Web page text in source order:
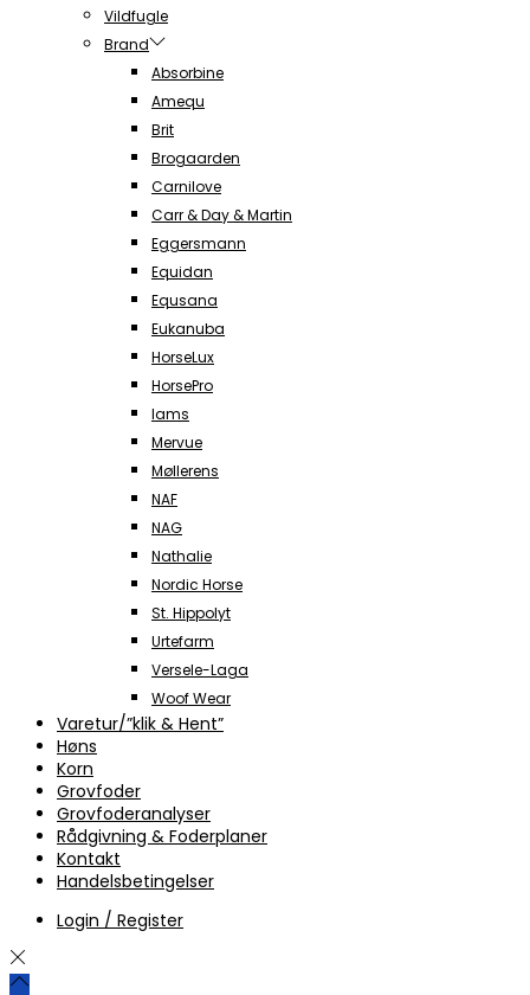
Vildfugle
Brand
Absorbine
Amequ
Brit
Brogaarden
Carnilove
Carr & Day & Martin
Eggersmann
Equidan
Equsana
Eukanuba
HorseLux
HorsePro
Iams
Mervue
Møllerens
NAF
NAG
Nathalie
Nordic Horse
St. Hippolyt
Urtefarm
Versele-Laga
Woof Wear
Varetur/”klik & Hent”
Høns
Korn
Grovfoder
Grovfoderanalyser
Rådgivning & Foderplaner
Kontakt
Handelsbetingelser
Login / Register